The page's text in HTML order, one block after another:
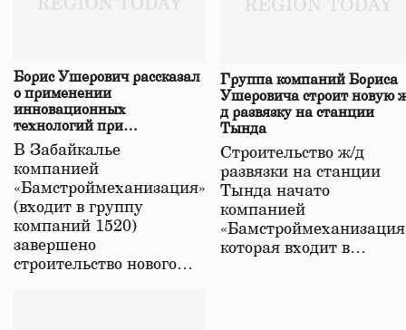
Борис Ушерович рассказал
о применении
инновационных
технологий при
строительстве нового моста
в Забайкалье
В Забайкалье
компанией
«Бамстроймеханизация»
(входит в группу
компаний 1520)
завершено
строительство нового…
Группа компаний Бориса
Ушеровича строит новую
д развязку на станции
Тында
Строительство ж/д
развязки на станции
Тында начато
компанией
которая входит в…